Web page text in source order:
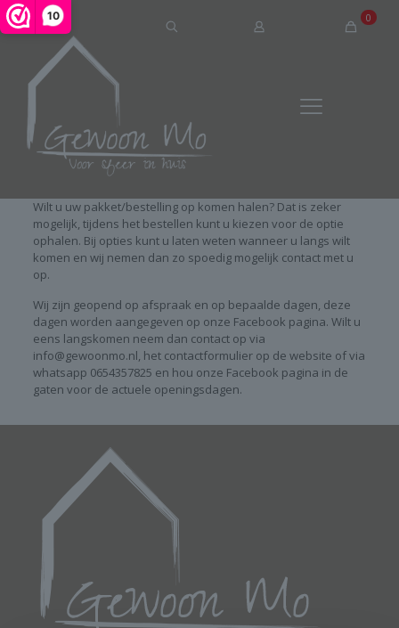
10 0
Wilt u uw pakket/bestelling op komen halen? Dat is zeker
mogelijk, tijdens het bestellen kunt u kiezen voor de optie
ophalen. Bij opties kunt u laten weten wanneer u langs wilt
komen en wij nemen dan zo spoedig mogelijk contact met u
op.
Wij zijn geopend op afspraak en op bepaalde dagen, deze
dagen worden aangegeven op onze Facebook pagina. Wilt u
eens langskomen neem dan contact op via
info@gewoonmo.nl, het contactformulier op de website of via
whatsapp 0654357825 en hou onze Facebook pagina in de
gaten voor de actuele openingsdagen.